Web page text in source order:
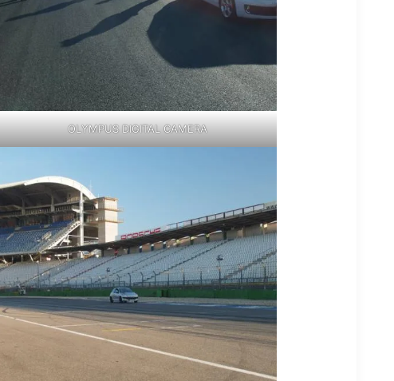
OLYMPUS DIGITAL CAMERA